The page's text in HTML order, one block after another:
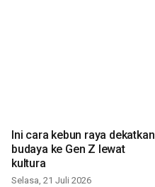
Ini cara kebun raya dekatkan
budaya ke Gen Z lewat
kultura
Selasa, 21 Juli 2026